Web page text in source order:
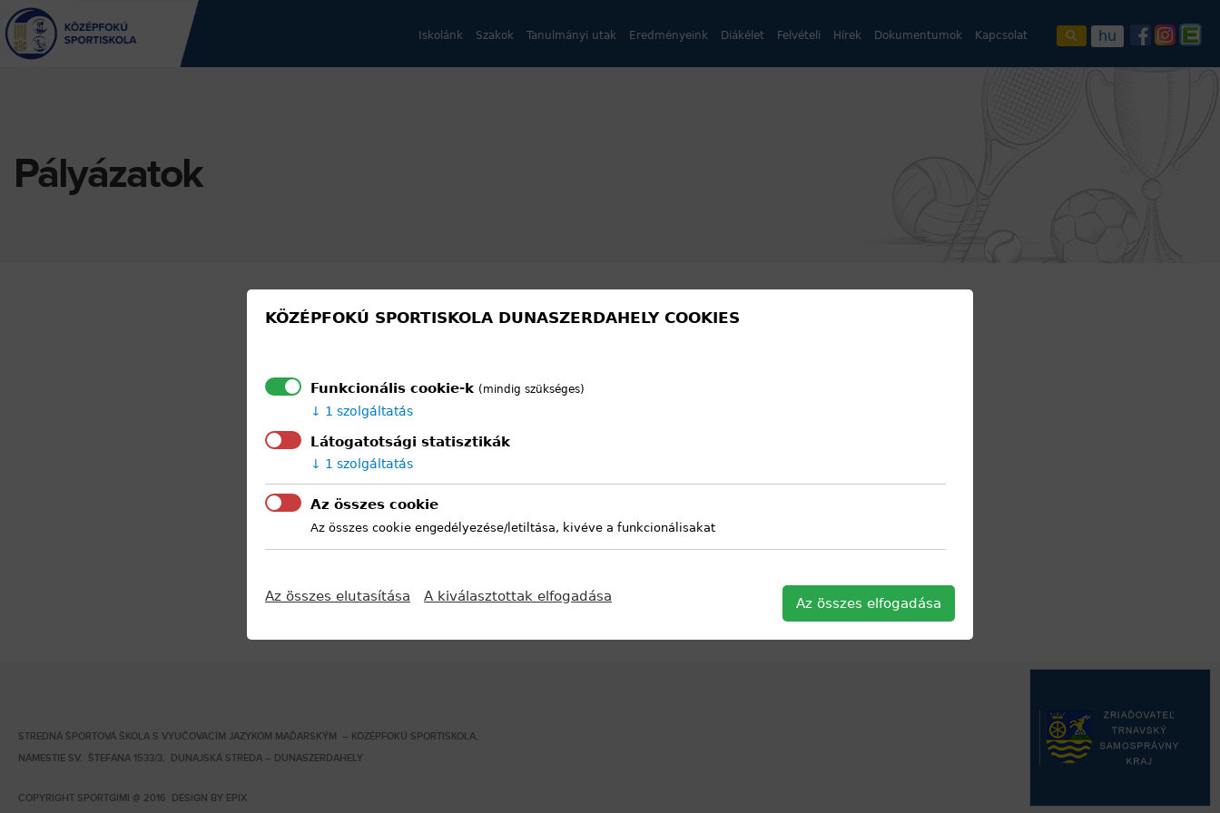
Jump
to
navigation
Iskolánk Szakok Tanulmányi utak Eredményeink Diákélet Felvételi Hírek Dokumentumok Kapcsolat hu
Pályázatok
STREDNÁ ŠPORTOVÁ ŠKOLA S VYUČOVACÍM JAZYKOM MAĎARSKÝM – KÖZÉPFOKÚ SPORTISKOLA,
NÁMESTIE SV. ŠTEFANA 1533/3, DUNAJSKÁ STREDA – DUNASZERDAHELY
COPYRIGHT SPORTGIMI @ 2016 DESIGN BY EPIX
KÖZÉPFOKÚ SPORTISKOLA DUNASZERDAHELY COOKIES
Funkcionális cookie-k (mindig szükséges)
1 szolgáltatás
Látogatotsági statisztikák
1 szolgáltatás
Az összes cookie
Az összes cookie engedélyezése/letiltása, kivéve a funkcionálisakat
Az összes elutasítása A kiválasztottak elfogadása Az összes elfogadása